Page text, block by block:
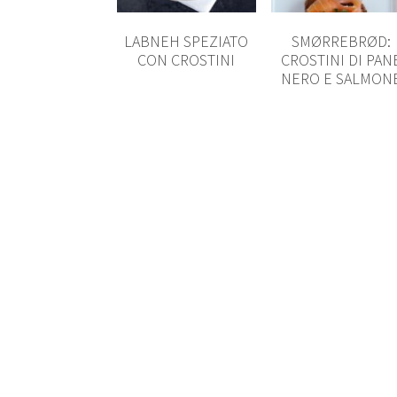
LABNEH SPEZIATO
CON CROSTINI
SMØRREBRØD:
CROSTINI DI
NERO E